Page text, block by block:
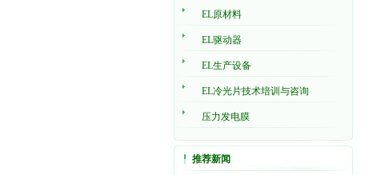
EL原材料
EL驱动器
EL生产设备
EL冷光片技术培训与咨询
压力发电膜
推荐新闻